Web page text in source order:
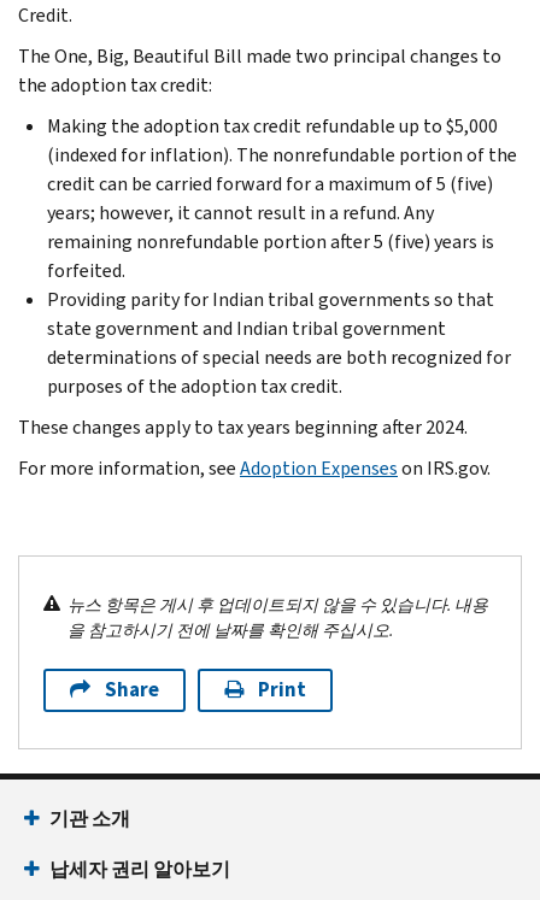
Credit.
The One, Big, Beautiful Bill made two principal changes to
the adoption tax credit:
Making the adoption tax credit refundable up to $5,000
(indexed for inflation). The nonrefundable portion of the
credit can be carried forward for a maximum of 5 (five)
years; however, it cannot result in a refund. Any
remaining nonrefundable portion after 5 (five) years is
forfeited.
Providing parity for Indian tribal governments so that
state government and Indian tribal government
determinations of special needs are both recognized for
purposes of the adoption tax credit.
These changes apply to tax years beginning after 2024.
For more information, seeAdoption Expenseson IRS.gov.
뉴스 항목은 게시 후 업데이트되지 않을 수 있습니다. 내용
을 참고하시기 전에 날짜를 확인해 주십시오.
Share Print
기관 소개
납세자 권리 알아보기